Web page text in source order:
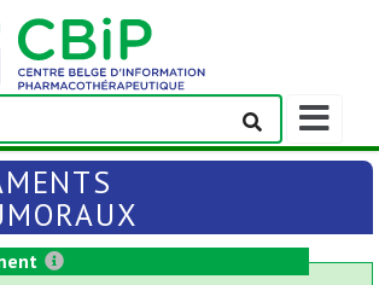
Afficher/
la
barre